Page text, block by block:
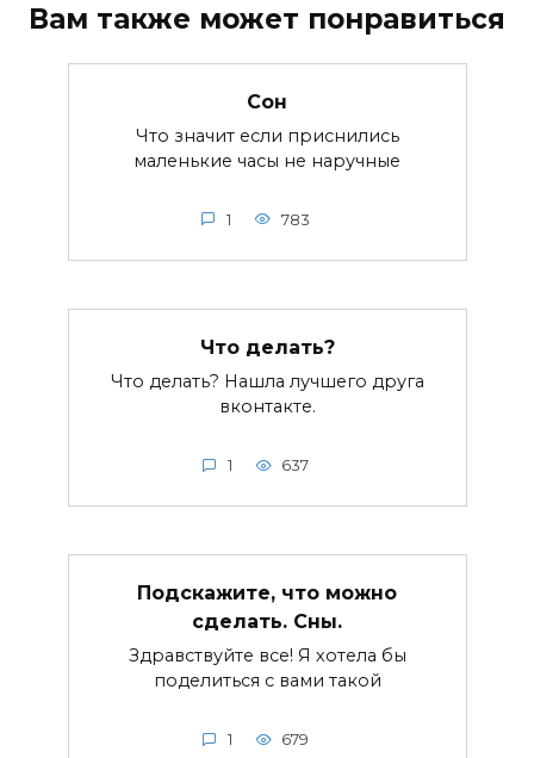
Вам также может понравиться
Сон
Что значит если приснились
маленькие часы не наручные
1 783
Что делать?
Что делать? Нашла лучшего друга
вконтакте.
1 637
Подскажите, что можно
сделать. Сны.
Здравствуйте все! Я хотела бы
поделиться с вами такой
1 679